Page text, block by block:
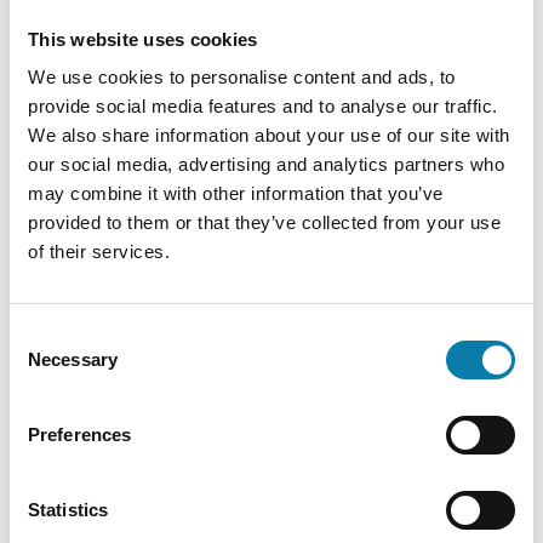
This website uses cookies
We use cookies to personalise content and ads, to
provide social media features and to analyse our traffic.
We also share information about your use of our site with
our social media, advertising and analytics partners who
may combine it with other information that you’ve
provided to them or that they’ve collected from your use
of their services.
Selection
Necessary
Preferences
Statistics
maksutta, Eläkeliiton Töysn yhdistyksen jäsenille 13 €.
Esitykset myös ke 10.6. klo 19 ja su 14.6. klo 14.
www.tohnintouhuteatteri.fiAvaa uudessa ikkunassa
klo 17 HautausmaakierrosTöysän kirkkomaalla
(Alavuden oppaat).
La 6.6.
Yleisöä tanssittaa
Marjo & Maestrot.
Su 7.6.
Töysän kirkossa ja
päivän juhla
Töysän Nuorisoseuralla. Kahvitus ja sen